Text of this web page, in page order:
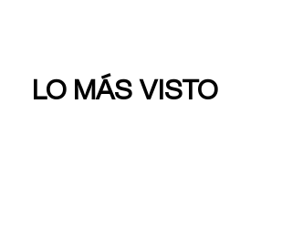
LO MÁS VISTO